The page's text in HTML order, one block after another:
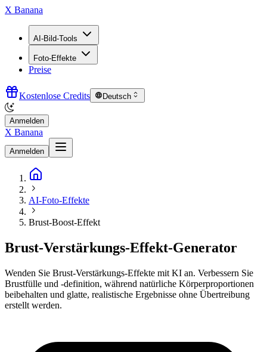
X Banana
AI-Bild-Tools
Foto-Effekte
Preise
Kostenlose Credits Deutsch
Anmelden
X Banana
Anmelden
AI-Foto-Effekte
Brust-Boost-Effekt
Brust-Verstärkungs-Effekt-Generator
Wenden Sie Brust-Verstärkungs-Effekte mit KI an. Verbessern Sie
Brustfülle und -definition, während natürliche Körperproportionen
beibehalten und glatte, realistische Ergebnisse ohne Übertreibung
erstellt werden.